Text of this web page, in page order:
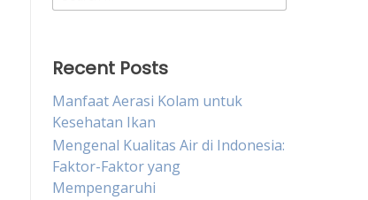
for:
Recent Posts
Manfaat Aerasi Kolam untuk
Kesehatan Ikan
Mengenal Kualitas Air di Indonesia:
Faktor-Faktor yang
Mempengaruhi